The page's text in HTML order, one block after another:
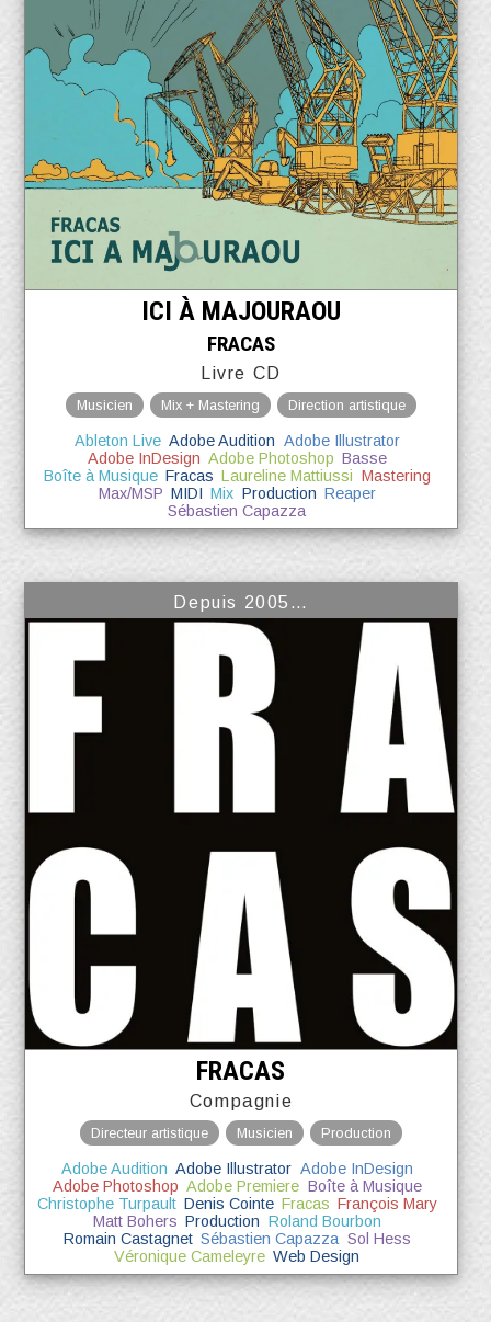
ICI À MAJOURAOU
FRACAS
Livre CD
Musicien Mix + Mastering Direction artistique
Ableton Live Adobe Audition Adobe Illustrator
Adobe InDesign Adobe Photoshop Basse
Boîte à Musique Fracas Laureline Mattiussi Mastering
Max/MSP MIDI Mix Production Reaper
Sébastien Capazza
Depuis 2005…
FRACAS
Compagnie
Directeur artistique Musicien Production
Adobe Audition Adobe Illustrator Adobe InDesign
Adobe Photoshop Adobe Premiere Boîte à Musique
Christophe Turpault Denis Cointe Fracas François Mary
Matt Bohers Production Roland Bourbon
Romain Castagnet Sébastien Capazza Sol Hess
Véronique Cameleyre Web Design